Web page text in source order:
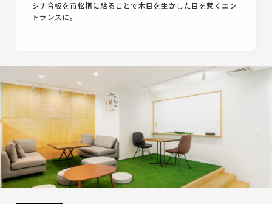
シナ合板を市松柄に貼ることで木目を生かした目を惹くエン
トランスに。